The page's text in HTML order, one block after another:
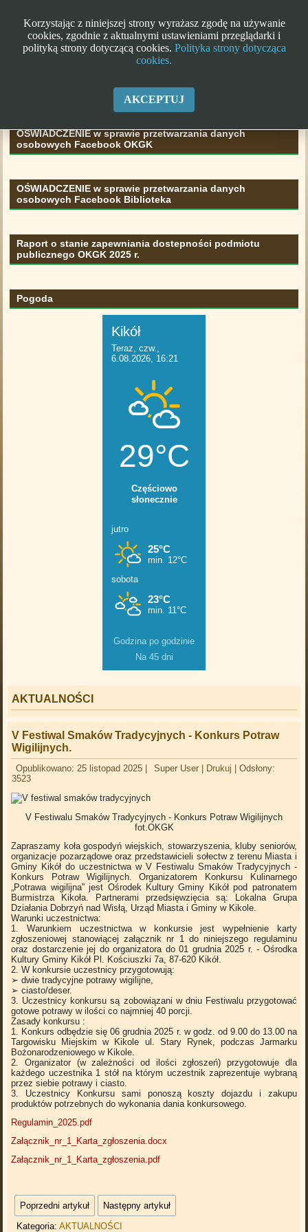
Klauzula informacyjna RODO
OŚWIADCZENIE w sprawie przetwarzania danych
osobowych Facebook OKGK
OŚWIADCZENIE w sprawie przetwarzania danych
osobowych Facebook Biblioteka
Raport o stanie zapewniania dostepności podmiotu
publicznego OKGK 2025 r.
Pogoda
Godzina po godzinie
Na 45 dni
AKTUALNOŚCI
V Festiwal Smaków Tradycyjnych - Konkurs Potraw
Wigilijnych.
Opublikowano: 25 listopad 2025 Super User Drukuj |Odsłony:
3523
V Festiwalu Smaków Tradycyjnych - Konkurs Potraw Wigilijnych
fot.OKGK
Zapraszamy koła gospodyń wiejskich, stowarzyszenia, kluby seniorów,
organizacje pozarządowe oraz przedstawicieli sołectw z terenu Miasta i
Gminy Kikół do uczestnictwa w V Festiwalu Smaków Tradycyjnych -
Konkurs Potraw Wigilijnych. Organizatorem Konkursu Kulinarnego
„Potrawa wigilijna” jest Ośrodek Kultury Gminy Kikół pod patronatem
Burmistrza Kikoła. Partnerami przedsięwzięcia są: Lokalna Grupa
Działania Dobrzyń nad Wisłą, Urząd Miasta i Gminy w Kikole.
Warunki uczestnictwa:
1. Warunkiem uczestnictwa w konkursie jest wypełnienie karty
zgłoszeniowej stanowiącej załącznik nr 1 do niniejszego regulaminu
oraz dostarczenie jej do organizatora do 01 grudnia 2025 r. - Ośrodka
Kultury Gminy Kikół Pl. Kościuszki 7a, 87-620 Kikół.
2. W konkursie uczestnicy przygotowują:
➢ dwie tradycyjne potrawy wigilijne,
➢ ciasto/deser.
3. Uczestnicy konkursu są zobowiązani w dniu Festiwalu przygotować
gotowe potrawy w ilości co najmniej 40 porcji.
Zasady konkursu :
1. Konkurs odbędzie się 06 grudnia 2025 r. w godz. od 9.00 do 13.00 na
Targowisku Miejskim w Kikole ul. Stary Rynek, podczas Jarmarku
Bożonarodzeniowego w Kikole.
2. Organizator (w zależności od ilości zgłoszeń) przygotowuje dla
każdego uczestnika 1 stół na którym uczestnik zaprezentuje wybraną
przez siebie potrawy i ciasto.
3. Uczestnicy Konkursu sami ponoszą koszty dojazdu i zakupu
produktów potrzebnych do wykonania dania konkursowego.
Regulamin_2025.pdf
Załącznik_nr_1_Karta_zgłoszenia.docx
Załącznik_nr_1_Karta_zgłoszenia.pdf
Poprzedni artykuł
Następny artykuł
Kategoria:AKTUALNOŚCI
Korzystając z niniejszej strony wyrażasz zgodę na używanie
cookies, zgodnie z aktualnymi ustawieniami przeglądarki i
polityką strony dotyczącą cookies. Polityka strony dotycząca
cookies.
AKCEPTUJ